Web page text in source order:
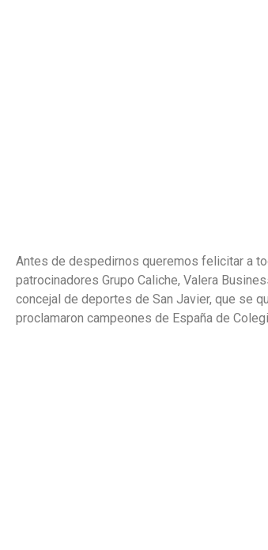
Antes de despedirnos queremos felicitar a
patrocinadores Grupo Caliche, Valera
concejal de deportes de San Javier, que se
proclamaron campeones de España de